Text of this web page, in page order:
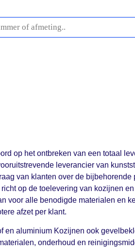
op het ontbreken van een totaal
leverancier van
van klanten over de bijbehorende
op de toelevering van kozijnen
voor alle benodigde materialen en
afzet per klant.
en aluminium Kozijnen ook
onderhoud en